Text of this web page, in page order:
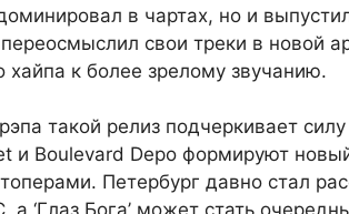
в чартах, но и
переосмыслил свои треки в новой
к более зрелому звучанию.
такой релиз подчеркивает
и Boulevard Depo формируют
Петербург давно стал